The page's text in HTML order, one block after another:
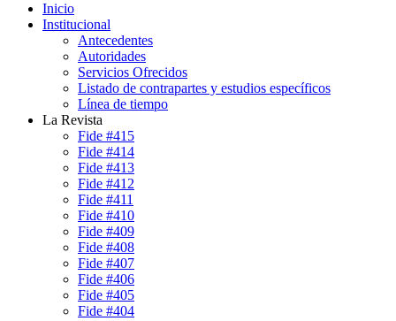
Inicio
Institucional
Antecedentes
Autoridades
Servicios Ofrecidos
Listado de contrapartes y estudios específicos
Línea de tiempo
La Revista
Fide #415
Fide #414
Fide #413
Fide #412
Fide #411
Fide #410
Fide #409
Fide #408
Fide #407
Fide #406
Fide #405
Fide #404